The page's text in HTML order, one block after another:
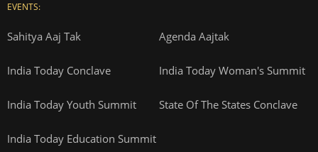
EVENTS:
Sahitya Aaj Tak Agenda Aajtak
India Today Conclave India Today Woman's Summit
India Today Youth Summit State Of The States Conclave
India Today Education Summit